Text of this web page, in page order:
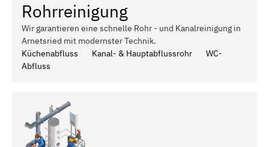
Rohrreinigung
Wir garantieren eine schnelle Rohr - und Kanalreinigung in
Arnetsried mit modernster Technik.
Küchenabfluss
Kanal- & Hauptabflussrohr
WC-
Abfluss